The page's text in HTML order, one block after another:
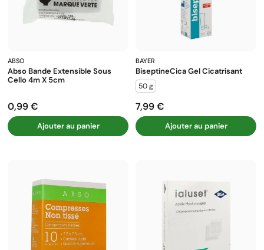
ABSO
Abso Bande Extensible Sous
Cello 4m X 5cm
Prix
0,99 €
Ajouter au panier
BAYER
BiseptineCica Gel Cicatrisant
50 g
Prix
7,99 €
Ajouter au panier